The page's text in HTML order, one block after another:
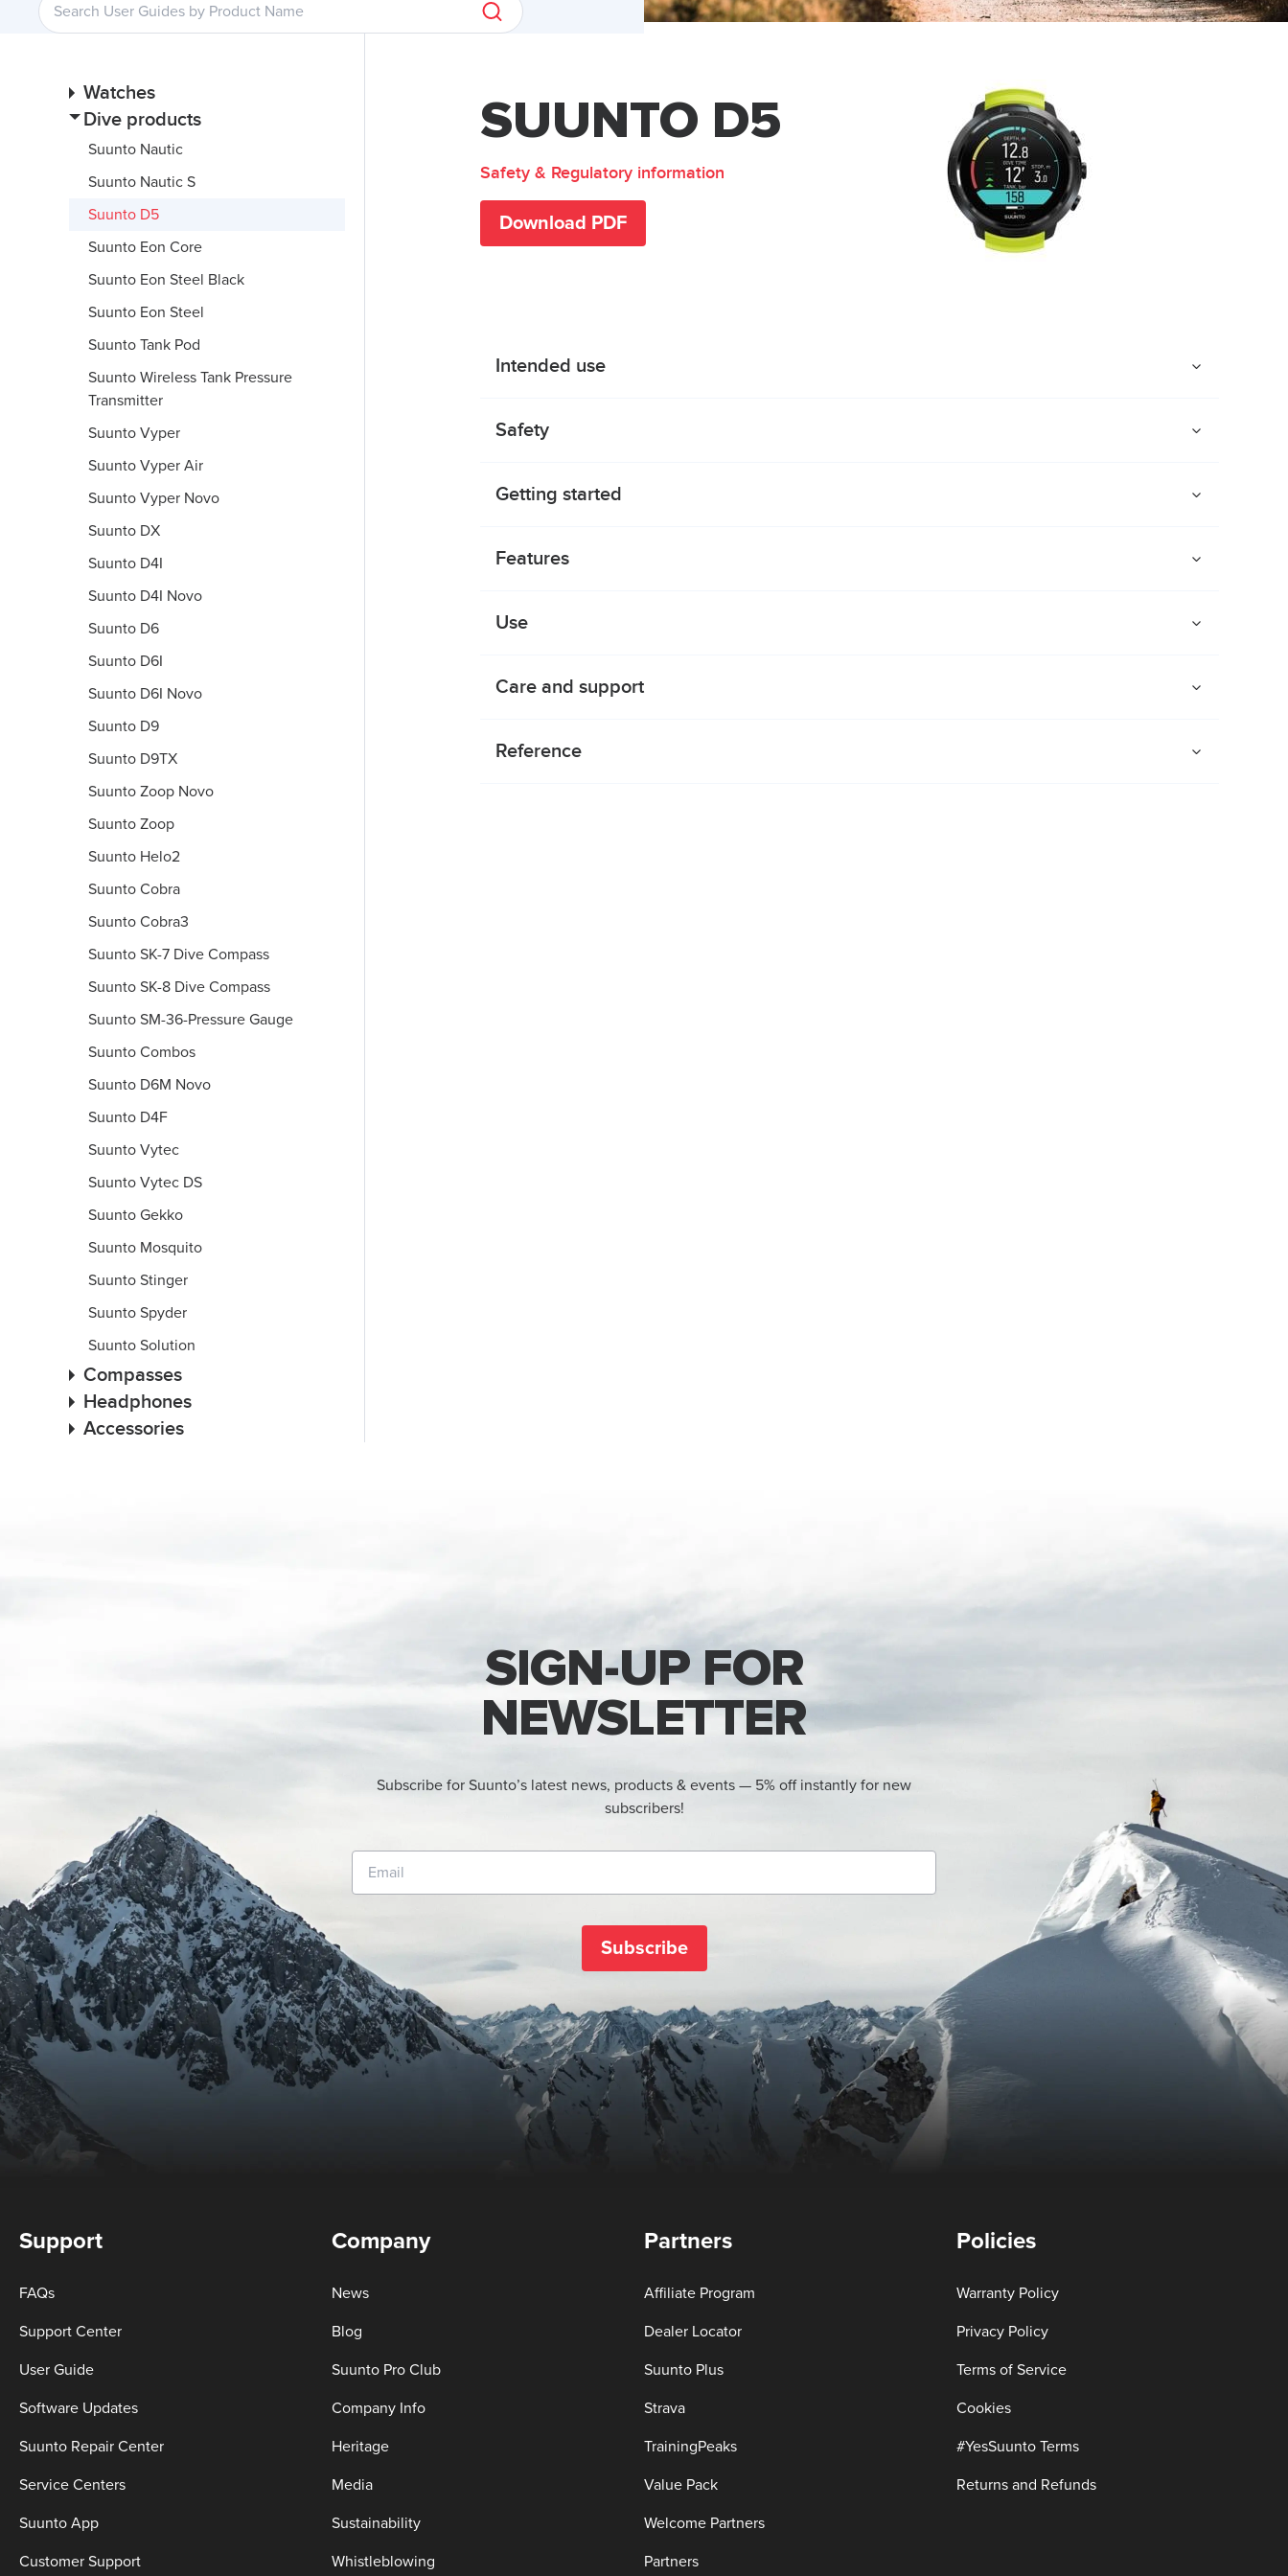
Watches
Dive products
Suunto Nautic
Suunto Nautic S
Suunto D5
Suunto Eon Core
Suunto Eon Steel Black
Suunto Eon Steel
Suunto Tank Pod
Suunto Wireless Tank Pressure
Transmitter
Suunto Vyper
Suunto Vyper Air
Suunto Vyper Novo
Suunto DX
Suunto D4I
Suunto D4I Novo
Suunto D6
Suunto D6I
Suunto D6I Novo
Suunto D9
Suunto D9TX
Suunto Zoop Novo
Suunto Zoop
Suunto Helo2
Suunto Cobra
Suunto Cobra3
Suunto SK-7 Dive Compass
Suunto SK-8 Dive Compass
Suunto SM-36-Pressure Gauge
Suunto Combos
Suunto D6M Novo
Suunto D4F
Suunto Vytec
Suunto Vytec DS
Suunto Gekko
Suunto Mosquito
Suunto Stinger
Suunto Spyder
Suunto Solution
Compasses
Headphones
Accessories
SUUNTO D5
Safety & Regulatory information
Download PDF
Intended use
Safety
Getting started
Features
Use
Care and support
Reference
SIGN-UP FOR
NEWSLETTER
Subscribe for Suunto’s latest news, products & events — 5% off instantly for new
subscribers!
Subscribe
Support
FAQs
Support Center
User Guide
Software Updates
Suunto Repair Center
Service Centers
Suunto App
Customer Support
Company
News
Blog
Suunto Pro Club
Company Info
Heritage
Media
Sustainability
Whistleblowing
Partners
Affiliate Program
Dealer Locator
Suunto Plus
Strava
TrainingPeaks
Value Pack
Welcome Partners
Partners
Policies
Warranty Policy
Privacy Policy
Terms of Service
Cookies
#YesSuunto Terms
Returns and Refunds